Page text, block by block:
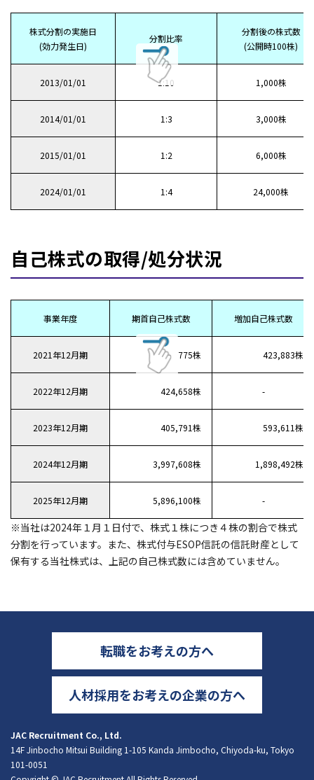
株式分割の実施日
(効力発生日)
分割比率
分割後の株式数
(公開時100株)
2013/01/01 1:10 1,000株
2014/01/01 1:3 3,000株
2015/01/01 1:2 6,000株
2024/01/01 1:4 24,000株
自己株式の取得/処分状況
事業年度 期首自己株式数 増加自己株式数
2021年12月期 775株 423,883株
2022年12月期 424,658株 -
2023年12月期 405,791株 593,611株
2024年12月期 3,997,608株 1,898,492株
2025年12月期 5,896,100株 -
※当社は2024年１月１日付で、株式１株につき４株の割合で株式
分割を行っています。また、株式付与ESOP信託の信託財産として
保有する当社株式は、上記の自己株式数には含めていません。
転職をお考えの方へ
人材採用をお考えの企業の方へ
JAC Recruitment Co., Ltd.
14F Jinbocho Mitsui Building 1-105 Kanda Jimbocho, Chiyoda-ku, Tokyo
101-0051